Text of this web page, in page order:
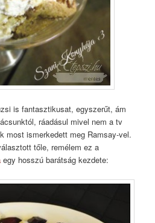
is fantasztikusat, egyszerűt, ám
ráadásul mivel nem a tv
most ismerkedett meg Ramsay-vel.
tőle, remélem ez a
egy hosszú barátság kezdete: